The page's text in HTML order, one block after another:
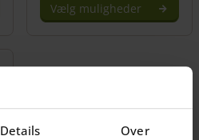
Details Over
Vælg muligheder
har
Mulighederne
kan